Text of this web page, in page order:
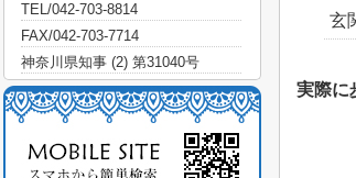
玄
実際に
TEL/042-703-8814
FAX/042-703-7714
神奈川県知事 (2) 第31040号